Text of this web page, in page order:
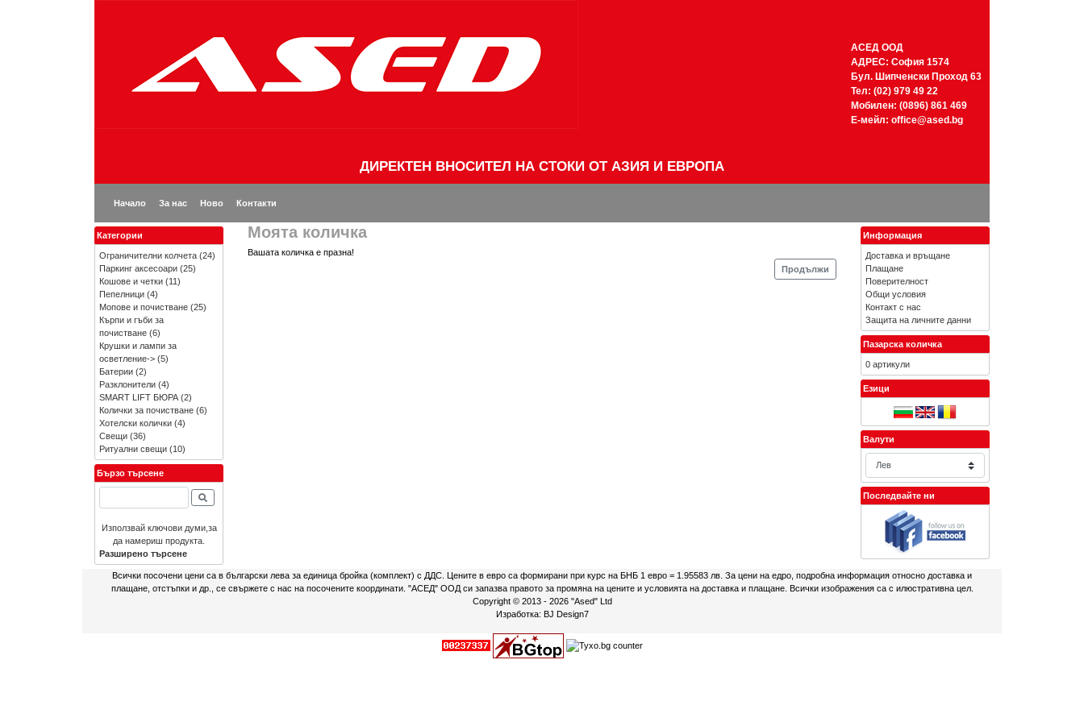
АСЕД ООД
АДРЕС: София 1574
Бул. Шипченски Проход 63
Тел: (02) 979 49 22
Мобилен: (0896) 861 469
Е-мейл: office@ased.bg
ДИРЕКТЕН ВНОСИТЕЛ НА СТОКИ ОТ АЗИЯ И ЕВРОПА
Начало За нас Ново Контакти
Моята количка
Вашата количка е празна!
Продължи
Категории
Ограничителни колчета (24)
Паркинг аксесоари (25)
Кошове и четки (11)
Пепелници (4)
Мопове и почистване (25)
Кърпи и гъби за
почистване (6)
Крушки и лампи за
осветление-> (5)
Батерии (2)
Разклонители (4)
SMART LIFT БЮРА (2)
Колички за почистване (6)
Хотелски колички (4)
Свещи (36)
Ритуални свещи (10)
Бързо търсене
Използвай ключови думи,за
да намериш продукта.
Разширено търсене
Информация
Доставка и връщане
Плащане
Поверителност
Общи условия
Контакт с нас
Защита на личните данни
Пазарска количка
0 артикули
Езици
Валути
Последвайте ни
Всички посочени цени са в български лева за единица бройка (комплект) с ДДС. Цените в евро са формирани при курс на БНБ 1 евро = 1.95583 лв. За цени на едро, подробна информация относно доставка и
плащане, отстъпки и др., се свържете с нас на посочените координати. "АСЕД" ООД си запазва правото за промяна на цените и условията на доставка и плащане. Всички изображения са с илюстративна цел.
Copyright © 2013 - 2026 "Ased" Ltd
Изработка: BJ Design7